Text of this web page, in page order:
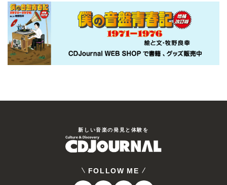
新しい⾳楽の発⾒と体験を
FOLLOW ME